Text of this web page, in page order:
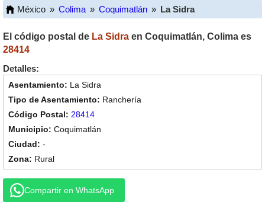
México » Colima » Coquimatlán » La Sidra
El código postal de La Sidra en Coquimatlán, Colima es
28414
Detalles:
La Sidra
Ranchería
28414
Coquimatlán
-
Rural
Compartir en WhatsApp